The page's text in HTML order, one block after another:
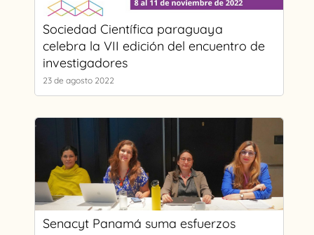
Sociedad Científica paraguaya
celebra la VII edición del encuentro de
investigadores
23 de agosto 2022
Senacyt Panamá suma esfuerzos